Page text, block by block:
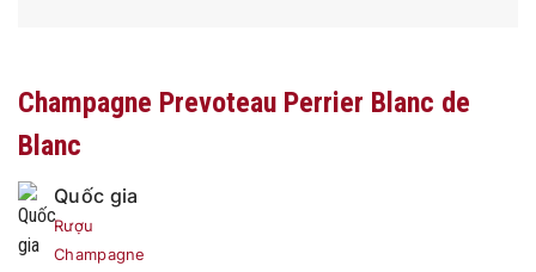
Champagne Prevoteau Perrier Blanc de
Blanc
Quốc gia
Rượu
Champagne